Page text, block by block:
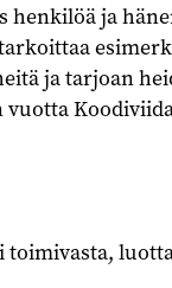
ja
ja tarjoan